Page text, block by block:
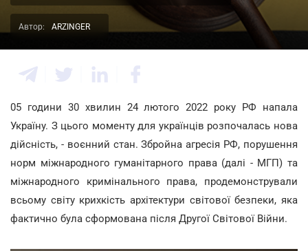
Автор: ARZINGER
05 години 30 хвилин 24 лютого 2022 року РФ напала
Україну. З цього моменту для українців розпочалась нова
дійсність, - воєнний стан. Збройна агресія РФ, порушення
норм міжнародного гуманітарного права (далі - МГП) та
міжнародного кримінального права, продемонстрували
всьому світу крихкість архітектури світової безпеки, яка
фактично була сформована після Другої Світової Війни.